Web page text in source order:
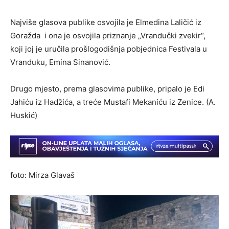
Najviše glasova publike osvojila je Elmedina Laličić iz
Goražda i ona je osvojila priznanje „Vrandučki zvekir“,
koji joj je uručila prošlogodišnja pobjednica Festivala u
Vranduku, Emina Sinanović.
Drugo mjesto, prema glasovima publike, pripalo je Edi
Jahiću iz Hadžića, a treće Mustafi Mekaniću iz Zenice. (A.
Huskić)
foto: Mirza Glavaš